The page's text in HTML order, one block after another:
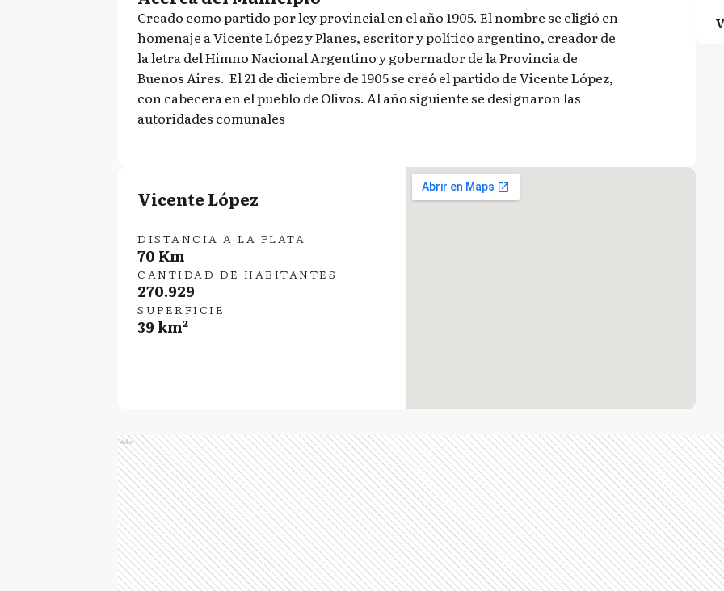
Creado como partido por ley provincial en el año 1905. El nombre se eligió en
homenaje a Vicente López y Planes, escritor y político argentino, creador de
la letra del Himno Nacional Argentino y gobernador de la Provincia de
Buenos Aires. El 21 de diciembre de 1905 se creó el partido de Vicente López,
con cabecera en el pueblo de Olivos. Al año siguiente se designaron las
autoridades comunales
Vicente López
DISTANCIA A LA PLATA
70 Km
CANTIDAD DE HABITANTES
270.929
SUPERFICIE
39 km²
Ads